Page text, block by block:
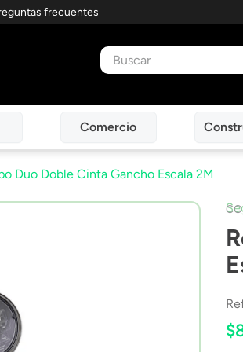
frecuentes
Buscar
Comercio
Duo Doble Cinta Gancho Escala 2M
$